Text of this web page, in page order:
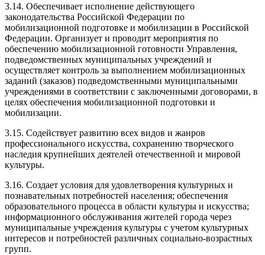
3.14. Обеспечивает исполнение действующего
законодательства Российской Федерации по
мобилизационной подготовке и мобилизации в Российской
Федерации. Организует и проводит мероприятия по
обеспечению мобилизационной готовности Управления,
подведомственных муниципальных учреждений и
осуществляет контроль за выполнением мобилизационных
заданий (заказов) подведомственными муниципальными
учреждениями в соответствии с заключенными договорами, в
целях обеспечения мобилизационной подготовки и
мобилизации.
3.15. Содействует развитию всех видов и жанров
профессионального искусства, сохранению творческого
наследия крупнейших деятелей отечественной и мировой
культуры.
3.16. Создает условия для удовлетворения культурных и
познавательных потребностей населения; обеспечения
образовательного процесса в области культуры и искусства;
информационного обслуживания жителей города через
муниципальные учреждения культуры с учетом культурных
интересов и потребностей различных социально-возрастных
групп.